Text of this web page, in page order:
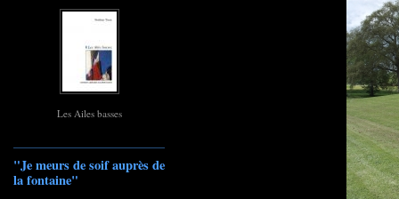
Les Ailes basses
"Je meurs de soif auprès de
la fontaine"